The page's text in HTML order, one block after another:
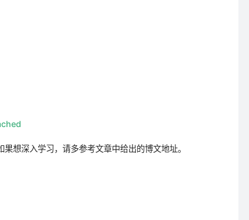
想深入学习，请多参考文章中给出的博文地址。